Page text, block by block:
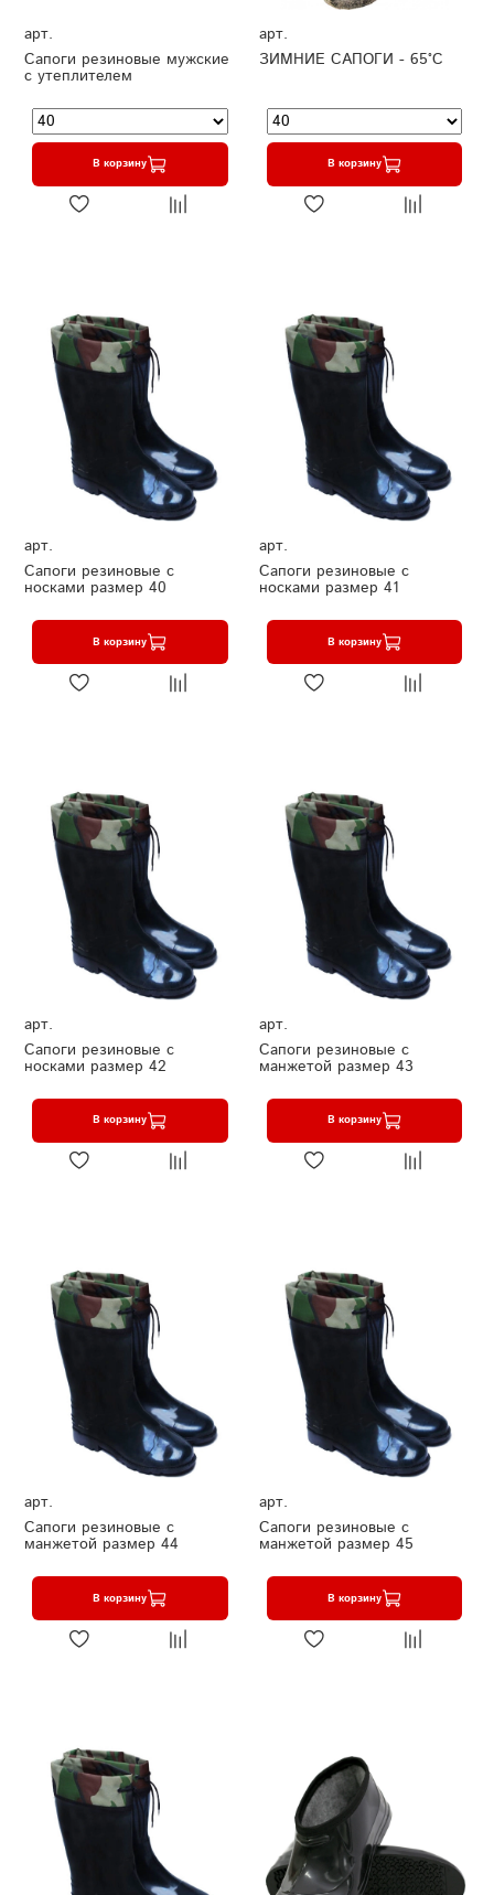
арт.
Сапоги резиновые мужские
с утеплителем
В корзину
арт.
ЗИМНИЕ САПОГИ - 65°C
В корзину
арт.
Сапоги резиновые с
носками размер 40
В корзину
арт.
Сапоги резиновые с
носками размер 41
В корзину
арт.
Сапоги резиновые с
носками размер 42
В корзину
арт.
Сапоги резиновые с
манжетой размер 43
В корзину
арт.
Сапоги резиновые с
манжетой размер 44
В корзину
арт.
Сапоги резиновые с
манжетой размер 45
В корзину